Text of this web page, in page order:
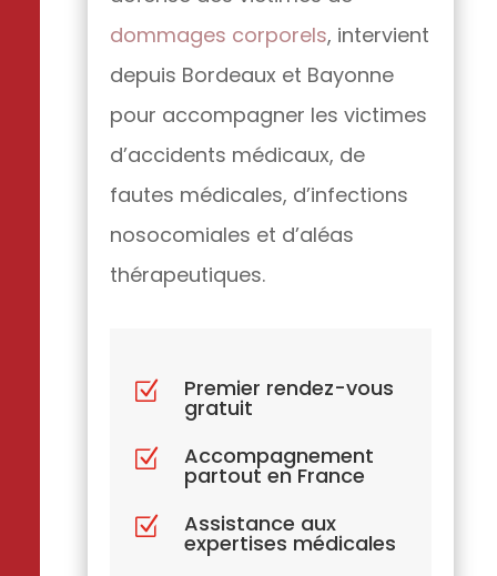
dommages corporels, intervient
depuis Bordeaux et Bayonne
pour accompagner les victimes
d’accidents médicaux, de
fautes médicales, d’infections
nosocomiales et d’aléas
thérapeutiques.
Z Premier rendez-vous
gratuit
Z
Accompagnement
partout en France
Z
Assistance aux
expertises médicales